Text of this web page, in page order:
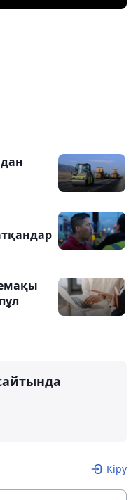
Кіру